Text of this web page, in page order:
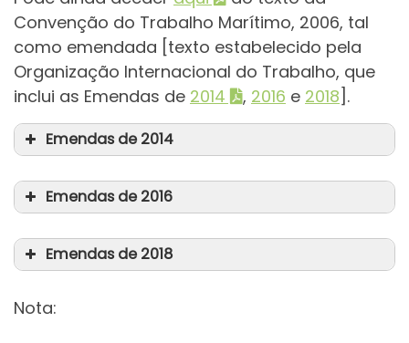
Convenção do Trabalho Marítimo, 2006, tal
como emendada [texto estabelecido pela
Organização Internacional do Trabalho, que
inclui as Emendas de 2014 , 2016 e 2018].
Emendas de 2014
Emendas de 2016
Emendas de 2018
Nota: